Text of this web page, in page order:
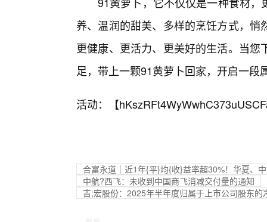
养、温润的甜美、多样的烹饪方式，
更健康、更活力、更美好的生活。当
足，带上一颗91黄萝卜回家，开启一
活动：【
合富永道｜近1年{平}均{收}益率超30%！华夏、
中航?西飞：未收到中国商飞消减交付量的通知
吉;宏股份：2025年半年度归属于上市公司股东